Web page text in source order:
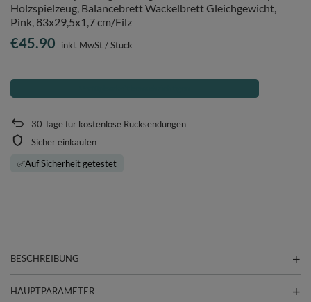
Holzspielzeug, Balancebrett Wackelbrett Gleichgewicht,
Pink, 83x29,5x1,7 cm/Filz
€45.90 inkl. MwSt/Stück
30 Tage für kostenlose Rücksendungen
Sicher einkaufen
✅Auf Sicherheit getestet
BESCHREIBUNG
HAUPTPARAMETER